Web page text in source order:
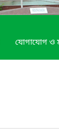
যোগাযোগ